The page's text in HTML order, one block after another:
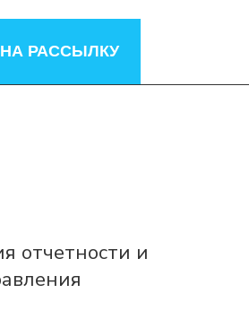
РАССЫЛКУ
отчетности и